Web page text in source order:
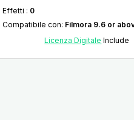
Effetti : 0
Compatibile con: Filmora 9.6 or
Licenza Digitale Include